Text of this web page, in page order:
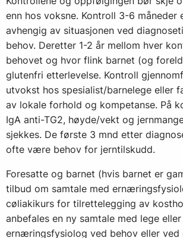
enn hos voksne. Kontroll 3-6 måneder
avhengig av situasjonen ved
behov. Deretter 1-2 år mellom hver
behovet og hvor flink barnet (og
glutenfri etterlevelse. Kontroll
utvokst hos spesialist/barnelege eller
av lokale forhold og kompetanse. På
IgA anti-TG2, høyde/vekt og
sjekkes. De første 3 mnd etter
ofte være behov for jerntilskudd.
Foresatte og barnet (hvis barnet er
tilbud om samtale med
cøliakikurs for tilrettelegging av
anbefales en ny samtale med lege
ernæringsfysiolog ved behov eller ved